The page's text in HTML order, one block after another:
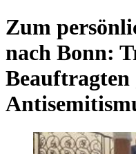
Zum
nach Bonn:
Beauftragten